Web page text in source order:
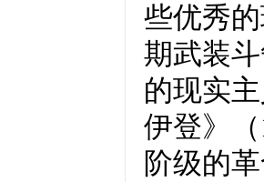
些优秀
期武装
的现实
伊登》
阶级的